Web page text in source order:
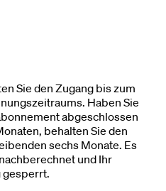
Sie den Zugang bis zum
Haben Sie
abgeschlossen
behalten Sie den
sechs Monate. Es
und Ihr
gesperrt.